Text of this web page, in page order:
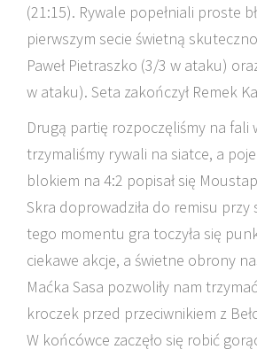
(21:15). Rywale popełniali proste
pierwszym secie świetną
Paweł Pietraszko (3/3 w ataku)
w ataku). Seta zakończył Remek
Drugą partię rozpoczęliśmy na fali
trzymaliśmy rywali na siatce, a
blokiem na 4:2 popisał się
Skra doprowadziła do remisu przy
tego momentu gra toczyła się
ciekawe akcje, a świetne obrony
Maćka Sasa pozwoliły nam
kroczek przed przeciwnikiem z
W końcówce zaczęło się robić